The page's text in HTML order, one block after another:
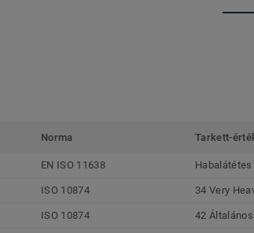
Norma Tarkett-
EN ISO 11638
ISO 10874 34 Very
ISO 10874 42 Általános